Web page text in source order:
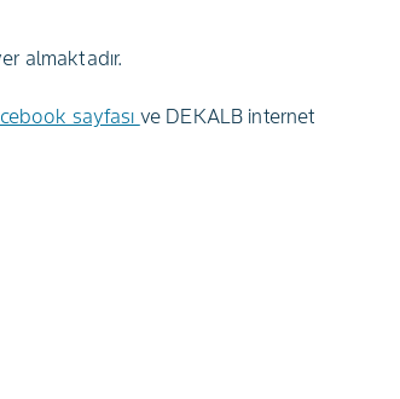
almaktadır.
sayfası ve DEKALB internet